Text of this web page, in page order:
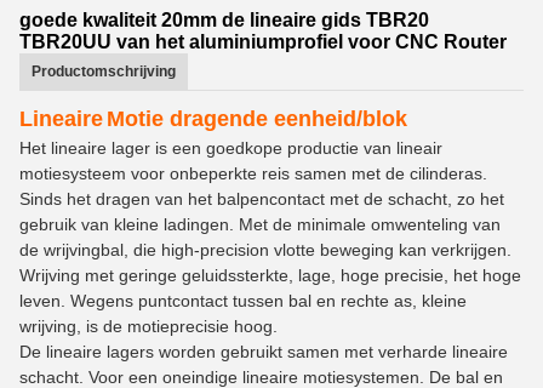
goede kwaliteit 20mm de lineaire gids TBR20
TBR20UU van het aluminiumprofiel voor CNC Router
Productomschrijving
Lineaire Motie dragende eenheid/blok
Het lineaire lager is een goedkope productie van lineair
motiesysteem voor onbeperkte reis samen met de cilinderas.
Sinds het dragen van het balpencontact met de schacht, zo het
gebruik van kleine ladingen. Met de minimale omwenteling van
de wrijvingbal, die high-precision vlotte beweging kan verkrijgen.
Wrijving met geringe geluidssterkte, lage, hoge precisie, het hoge
leven. Wegens puntcontact tussen bal en rechte as, kleine
wrijving, is de motieprecisie hoog.
De lineaire lagers worden gebruikt samen met verharde lineaire
schacht. Voor een oneindige lineaire motiesystemen. De bal en